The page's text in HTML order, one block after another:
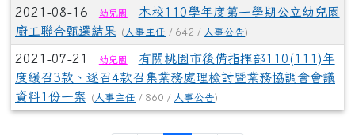
2021-08-16 幼兒園
木校110學年度第一學期公立幼兒園
廚工聯合甄選結果
( 人事主任 / 642 / 人事公告)
2021-07-21 幼兒園
有關桃園市後備指揮部110(111)年
度緩召3款、逐召4款召集業務處理檢討暨業務協調會會議
資料1份一案
( 人事主任 / 860 / 人事公告)